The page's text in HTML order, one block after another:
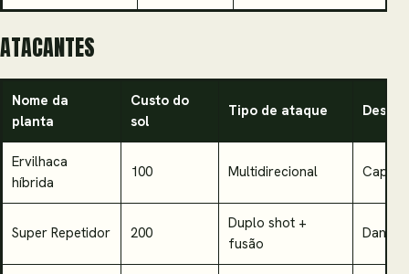
ATACANTES
Nome da
planta
Custo do
sol
Tipo de ataque
Ervilhaca
híbrida
100 Multidirecional
Super Repetidor 200
Duplo shot +
fusão
Danos